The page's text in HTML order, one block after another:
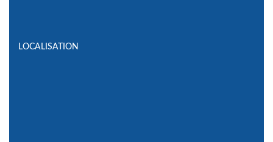
LOCALISATION